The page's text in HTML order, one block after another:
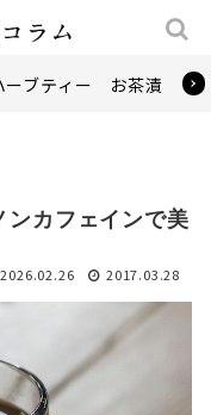
ブティー お茶漬け
ンカフェインで美
2026.02.26 2017.03.28